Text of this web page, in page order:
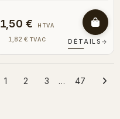
1,50 € HTVA
1,82 € TVAC DÉTAILS →
1 2 3 … 47